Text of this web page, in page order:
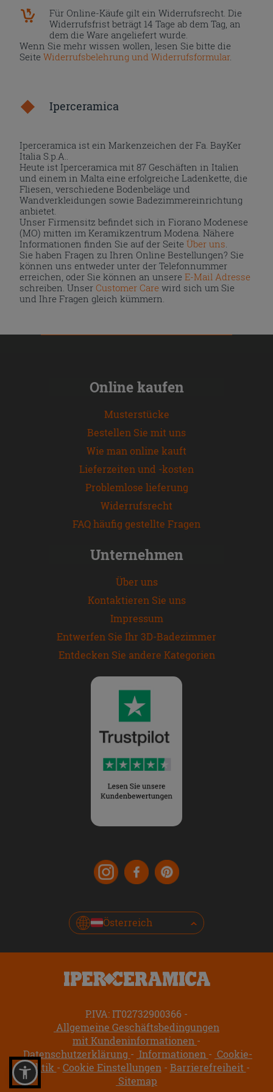
Für Online-Käufe gilt ein Widerrufsrecht. Die
Widerrufsfrist beträgt 14 Tage ab dem Tag, an
dem die Ware angeliefert wurde.
Wenn Sie mehr wissen wollen, lesen Sie bitte die
SeiteWiderrufsbelehrung und Widerrufsformular.
Iperceramica
Iperceramica ist ein Markenzeichen der Fa. BayKer
Italia S.p.A..
Heute ist Iperceramica mit 87 Geschäften in Italien
und einem in Malta eine erfolgreiche Ladenkette, die
Fliesen, verschiedene Bodenbeläge und
Wandverkleidungen sowie Badezimmereinrichtung
anbietet.
Unser Firmensitz befindet sich in Fiorano Modenese
(MO) mitten im Keramikzentrum Modena. Nähere
Informationen finden Sie auf der Seite Über uns
Sie haben Fragen zu Ihren Online Bestellungen? Sie
können uns entweder unter der Telefonnummer
erreichen, oder Sie können an unsereE-Mail Adresse
schreiben. UnserCustomer Care wird sich um Sie
und Ihre Fragen gleich kümmern.
Online kaufen
Musterstücke
Bestellen Sie mit uns
Wie man online kauft
Lieferzeiten und -kosten
Problemlose lieferung
Widerrufsrecht
FAQ häufig gestellte Fragen
Unternehmen
Über uns
Kontaktieren Sie uns
Impressum
Entwerfen Sie Ihr 3D-Badezimmer
Entdecken Sie andere Kategorien
Österreich
P.IVA: IT02732900366
Allgemeine Geschäftsbedingungen
mit Kundeninformationen
Datenschutzerklärung
Informationen
Cookie-
Politik
Cookie Einstellungen
Barrierefreiheit
Sitemap